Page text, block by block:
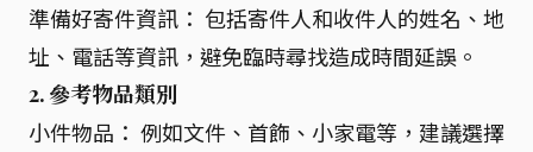
準備好寄件資訊： 包括寄件人和收件人的姓名、地
址、電話等資訊，避免臨時尋找造成時間延誤。
2. 參考物品類別
小件物品： 例如文件、首飾、小家電等，建議選擇